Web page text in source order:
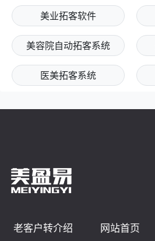
美业拓客软件
美容院自动拓客系统
医美拓客系统
老客户转介绍
网站首页